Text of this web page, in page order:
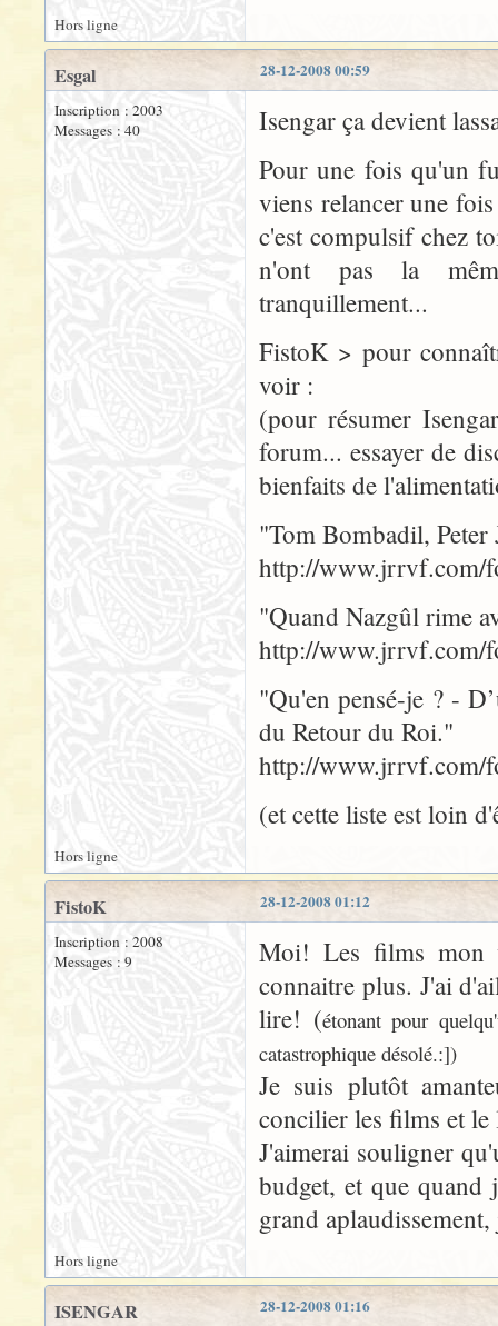
Hors ligne
28-12-2008 00:59
Esgal
Inscription : 2003
Messages : 40
Isengar ça devient
Pour une fois qu'un
viens relancer une
c'est compulsif chez
n'ont pas la
tranquillement...
FistoK > pour
voir :
(pour résumer
forum... essayer de
bienfaits de
"Tom Bombadil,
http://www.jrrvf.com/
"Quand Nazgûl rime
http://www.jrrvf.com/
"Qu'en pensé-je ? -
du Retour du Roi."
http://www.jrrvf.com/
(et cette liste est loin
Hors ligne
28-12-2008 01:12
FistoK
Inscription : 2008
Messages : 9
Moi! Les films mon
connaitre plus. J'ai
lire! (étonant pour
catastrophique désolé.:])
Je suis plutôt
concilier les films et
J'aimerai souligner
budget, et que
grand
Hors ligne
28-12-2008 01:16
ISENGAR